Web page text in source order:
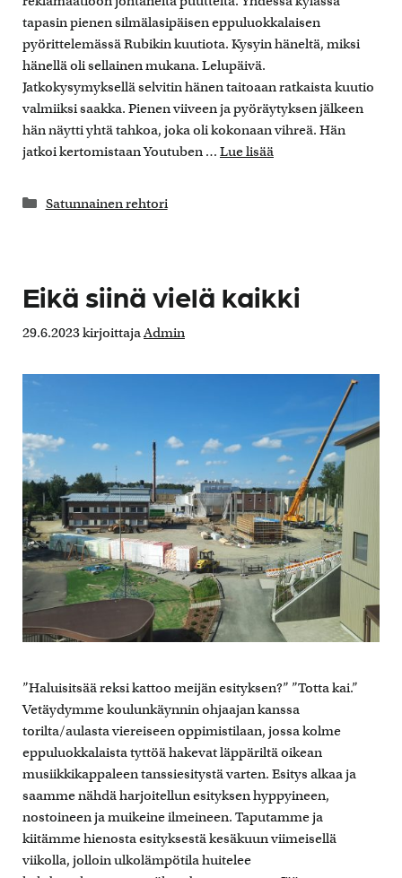
tapasin pienen silmälasipäisen eppuluokkalaisen
pyörittelemässä Rubikin kuutiota. Kysyin häneltä, miksi
hänellä oli sellainen mukana. Lelupäivä.
Jatkokysymyksellä selvitin hänen taitoaan ratkaista kuutio
valmiiksi saakka. Pienen viiveen ja pyöräytyksen jälkeen
hän näytti yhtä tahkoa, joka oli kokonaan vihreä. Hän
jatkoi kertomistaan Youtuben … Lue lisää
Kategoriat
Satunnainen rehtori
Eikä siinä vielä kaikki
29.6.2023kirjoittajaAdmin
”Haluisitsää reksi kattoo meijän esityksen?” ”Totta kai.”
Vetäydymme koulunkäynnin ohjaajan kanssa
torilta/aulasta viereiseen oppimistilaan, jossa kolme
eppuluokkalaista tyttöä hakevat läppäriltä oikean
musiikkikappaleen tanssiesitystä varten. Esitys alkaa ja
saamme nähdä harjoitellun esityksen hyppyineen,
nostoineen ja muikeine ilmeineen. Taputamme ja
kiitämme hienosta esityksestä kesäkuun viimeisellä
viikolla, jolloin ulkolämpötila huitelee